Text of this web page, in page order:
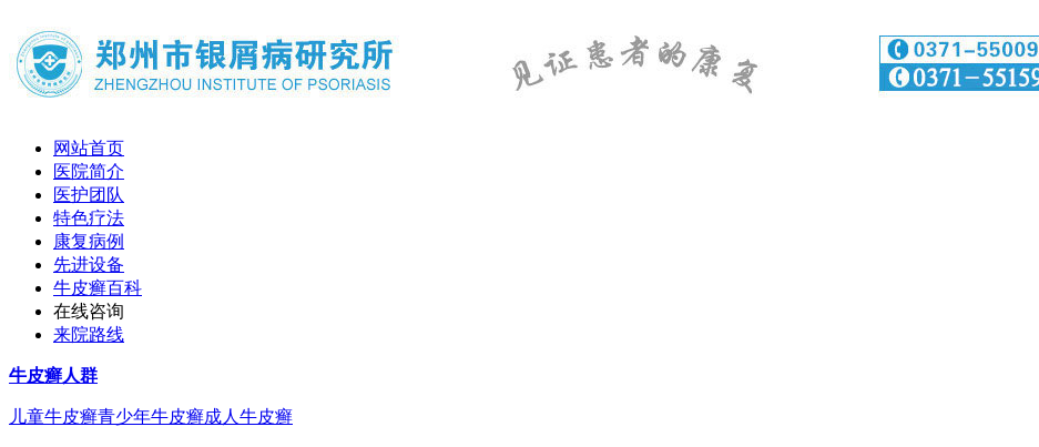
网站首页
医院简介
医护团队
特色疗法
康复病例
先进设备
牛皮癣百科
在线咨询
来院路线
牛皮癣人群
儿童牛皮癣青少年牛皮癣成人牛皮癣